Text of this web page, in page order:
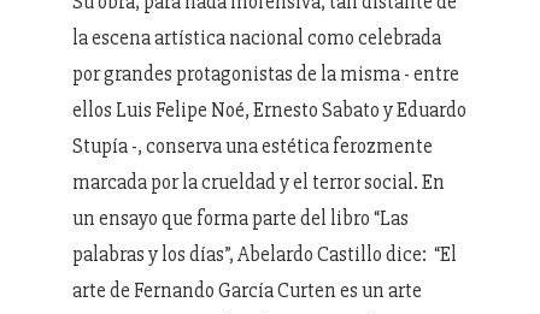
la escena artística nacional como celebrada
por grandes protagonistas de la misma - entre
ellos Luis Felipe Noé, Ernesto Sabato y Eduardo
Stupía -, conserva una estética ferozmente
marcada por la crueldad y el terror social. En
un ensayo que forma parte del libro “Las
palabras y los días”, Abelardo Castillo dice: “El
arte de Fernando García Curten es un arte